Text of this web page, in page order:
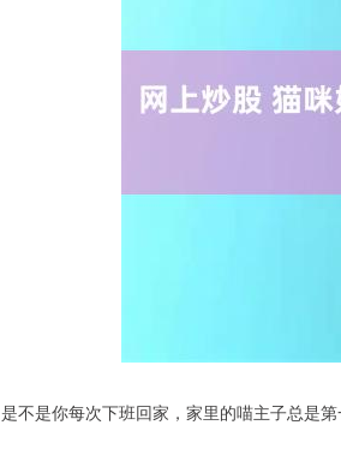
是不是你每次下班回家，家里的喵主子总是